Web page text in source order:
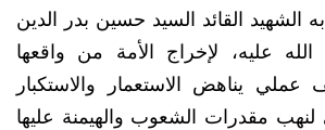
الشهيد القائد السيد حسين بدر الدين
عليه، لإخراج الأمة من واقعها
يناهض الاستعمار والاستكبار
لنهب مقدرات الشعوب والهيمنة عليها